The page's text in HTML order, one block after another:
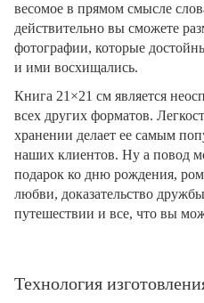
весомое в прямом смысле
действительно вы сможете
фотографии, которые
и ими восхищались.
Книга 21×21 см является
всех других форматов.
хранении делает ее самым
наших клиентов. Ну а повод
подарок ко дню рождения,
любви, доказательство
путешествии и все, что вы
Технология